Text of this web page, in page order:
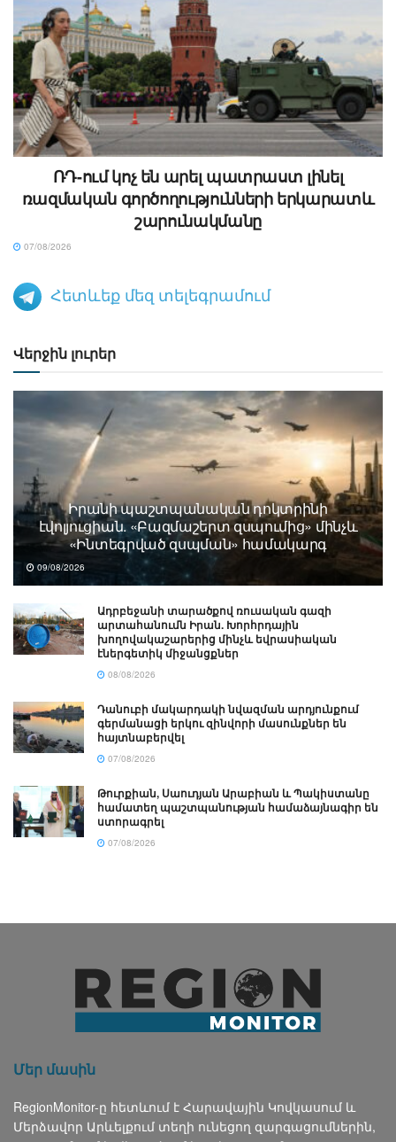
ՌԴ-ում կոչ են արել պատրաստ լինել
ռազմական գործողությունների երկարատև
շարունակմանը
07/08/2026
Հետևեք մեզ տելեգրամում
Վերջին լուրեր
Իրանի պաշտպանական դոկտրինի
էվոլյուցիան. «Բազմաշերտ զսպումից» մինչև
«Ինտեգրված զսպման» համակարգ
09/08/2026
Ադրբեջանի տարածքով ռուսական գազի
արտահանումն Իրան. Խորհրդային
խողովակաշարերից մինչև եվրասիական
էներգետիկ միջանցքներ
08/08/2026
Դանուբի մակարդակի նվազման արդյունքում
գերմանացի երկու զինվորի մասունքներ են
հայտնաբերվել
07/08/2026
Թուրքիան, Սաուդյան Արաբիան և Պակիստանը
համատեղ պաշտպանության համաձայնագիր են
ստորագրել
07/08/2026
Մեր մասին
RegionMonitor-ը հետևում է Հարավային Կովկասում և
Մերձավոր Արևելքում տեղի ունեցող զարգացումներին,